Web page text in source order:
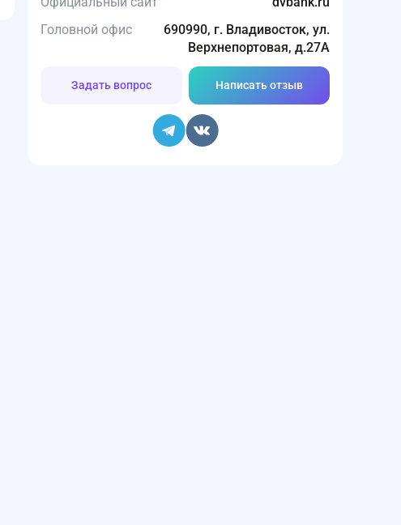
Головной офис
690990, г. Владивосток, ул.
Верхнепортовая, д.27А
Задать вопрос Написать отзыв